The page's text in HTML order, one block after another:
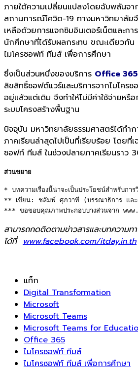
ภายใต้ความเปลี่ยนแปลงโดยฉับพลันจ
สถานการณ์โควิด-19 ทางมหาวิทยาลัย
เหลือด้วยการแจกซิมอินเตอร์เน็ตและก
นักศึกษาที่ได้รับผลกระทบ ขณะเดียวกัน
ไมโครซอฟท์ ทีมส์ เพื่อการศึกษา
ซึ่งเป็นส่วนหนึ่งของบริการ Office 365
ลิขสิทธิ์ซอฟต์แวร์และบริการจากไมโคร
อยู่แล้วแต่เดิม จึงทำให้ไม่มีค่าใช้จ่ายหรื
ระบบโครงสร้างพื้นฐาน
ปัจจุบัน มหาวิทยาลัยธรรมศาสตร์ได้ทำก
ภาคเรียนล่าสุดไปเป็นที่เรียบร้อย โดยที่
ซอฟท์ ทีมส์ ในช่วงปลายภาคเรียนราว
ส่วนขยาย
* บทความเรื่องนี้น่าจะเป็นประโยชน์สำหรับกา
** เขียน: ชลัมพ์ ศุภวาที (บรรณาธิการ และ
*** ขอขอบคุณภาพประกอบบางส่วนจาก
สามารถกดติดตามข่าวสารและบทความทา
ได้ที่ www.facebook.com/itday.in.th
แท็ก
Digital Transformation
Microsoft
Microsoft Teams
Microsoft Teams for
Office 365
ไมโครซอฟท์ ทีมส์
ไมโครซอฟท์ ทีมส์ เพื่อการศึกษา